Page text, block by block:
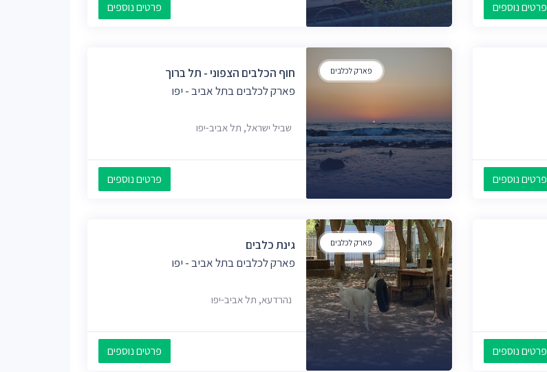
פרטים נוספים פרטים נוספים
פרטים נוספים
פארק לכלבים
חוף הכלבים הצפוני - תל ברוך
פארק לכלבים בתל אביב - יפו
שביל ישראל, תל אביב-יפו
פרטים נוספים
פרטים נוספים
פארק לכלבים
גינת כלבים
פארק לכלבים בתל אביב - יפו
נהרדעא, תל אביב-יפו
פרטים נוספים